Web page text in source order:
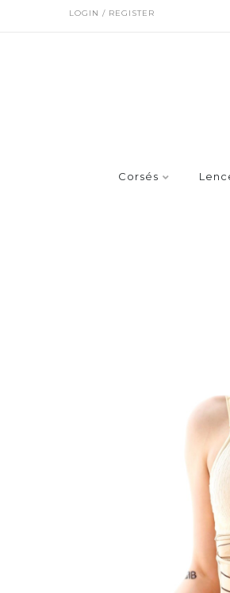
LOGIN / REGISTER
Corsés